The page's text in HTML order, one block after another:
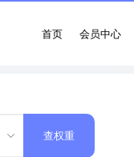
会员中心
首页
查权重